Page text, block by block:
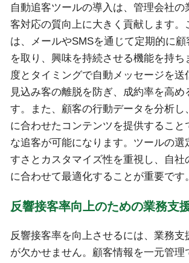
自動追客ツールの導入は、管理会社の
客対応の質向上に大きく貢献します。
は、メールやSMSを通じて定期的に顧
を取り、興味を持続させる機能を持ち
度とタイミングで自動メッセージを送
見込み客の離脱を防ぎ、成約率を高め
す。また、顧客の行動データを分析し
に合わせたコンテンツを提供すること
な追客が可能になります。ツールの選
すさとカスタマイズ性を重視し、自社
に合わせて最適化することが重要です。
反響接客率向上のための業務支
反響接客率を向上させるには、業務支
が欠かせません。顧客情報を一元管理